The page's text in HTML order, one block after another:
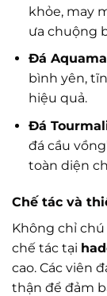
khỏe, may
ưa chuộng
Đá
bình yên,
hiệu quả.
Đá
đá cầu
toàn diện
Chế tác và
Không chỉ
chế tác tại
cao. Các viên
thận để đảm